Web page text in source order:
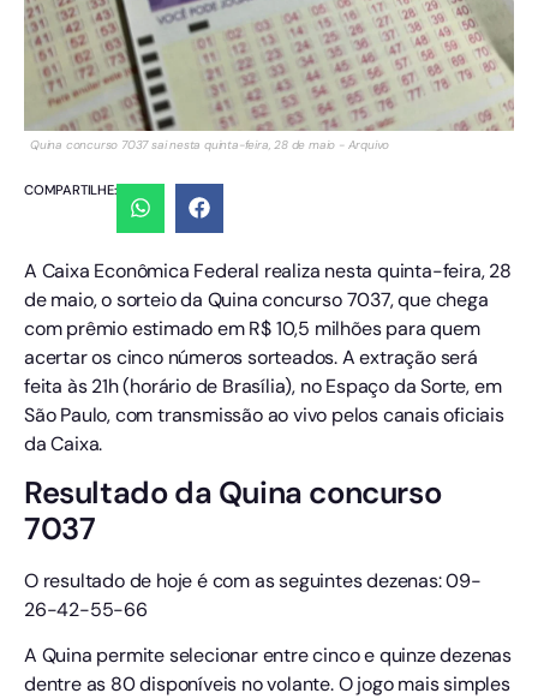
Quina concurso 7037 sai nesta quinta-feira, 28 de maio - Arquivo
COMPARTILHE:
A Caixa Econômica Federal realiza nesta quinta-feira, 28
de maio, o sorteio da Quina concurso 7037, que chega
com prêmio estimado em R$ 10,5 milhões para quem
acertar os cinco números sorteados. A extração será
feita às 21h (horário de Brasília), no Espaço da Sorte, em
São Paulo, com transmissão ao vivo pelos canais oficiais
da Caixa.
Resultado da Quina concurso
7037
O resultado de hoje é com as seguintes dezenas: 09-
26-42-55-66
A Quina permite selecionar entre cinco e quinze dezenas
dentre as 80 disponíveis no volante. O jogo mais simples